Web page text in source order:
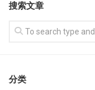
搜索文章
分类